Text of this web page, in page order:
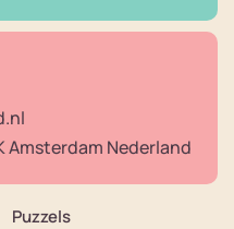
Amsterdam Nederland
Puzzels